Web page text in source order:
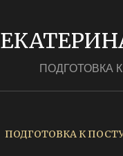
ПОДГОТОВКА
ПОДГОТОВКА К